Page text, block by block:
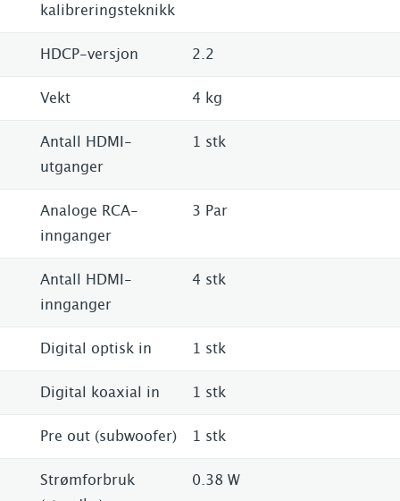
kalibreringsteknikk
HDCP-versjon 2.2
Vekt 4 kg
Antall HDMI-
utganger
1 stk
Analoge RCA-
innganger
3 Par
Antall HDMI-
innganger
4 stk
Digital optisk in 1 stk
Digital koaxial in 1 stk
Pre out (subwoofer) 1 stk
Strømforbruk
0.38 W